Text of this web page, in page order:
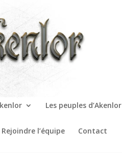
Les peuples d’Akenlor
Rejoindre l’équipe Contact